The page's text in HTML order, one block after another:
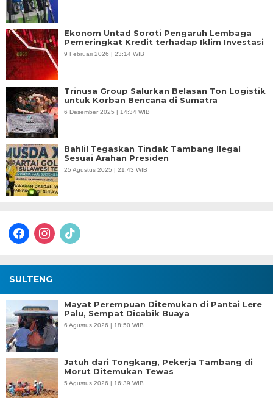
Ekonom Untad Soroti Pengaruh Lembaga
Pemeringkat Kredit terhadap Iklim Investasi
9 Februari 2026 | 23:14 WIB
Trinusa Group Salurkan Belasan Ton Logistik
untuk Korban Bencana di Sumatra
6 Desember 2025 | 14:34 WIB
Bahlil Tegaskan Tindak Tambang Ilegal
Sesuai Arahan Presiden
25 Agustus 2025 | 21:43 WIB
facebookinstagram
tiktok
SULTENG
Mayat Perempuan Ditemukan di Pantai Lere
Palu, Sempat Dicabik Buaya
6 Agustus 2026 | 18:50 WIB
Jatuh dari Tongkang, Pekerja Tambang di
Morut Ditemukan Tewas
5 Agustus 2026 | 16:39 WIB